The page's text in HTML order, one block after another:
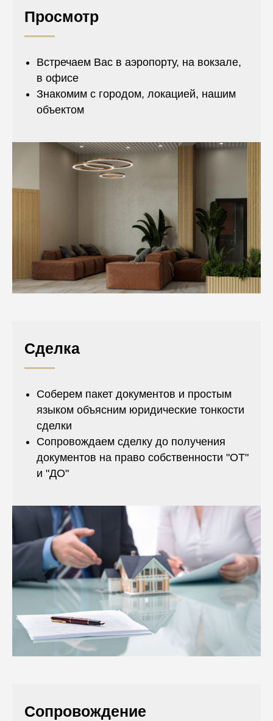
Просмотр
Встречаем Вас в аэропорту, на вокзале,
в офисе
Знакомим с городом, локацией, нашим
объектом
Сделка
Соберем пакет документов и простым
языком объясним юридические тонкости
сделки
Сопровождаем сделку до получения
документов на право собственности "ОТ"
и "ДО"
Сопровождение